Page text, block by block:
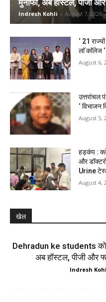
मुनाफा, अब हॉस्टल, पीजी
Indresh Kohli - August 7, 2026
‘ 21
लाॅ काॅलेज ‘
August 6,
उत्तरांचल
‘ विभाजन
August 5,
हड़कंप :
और
Urine
August 4,
खेल
Dehradun ke students को
अब हॉस्टल, पीजी और
Indresh